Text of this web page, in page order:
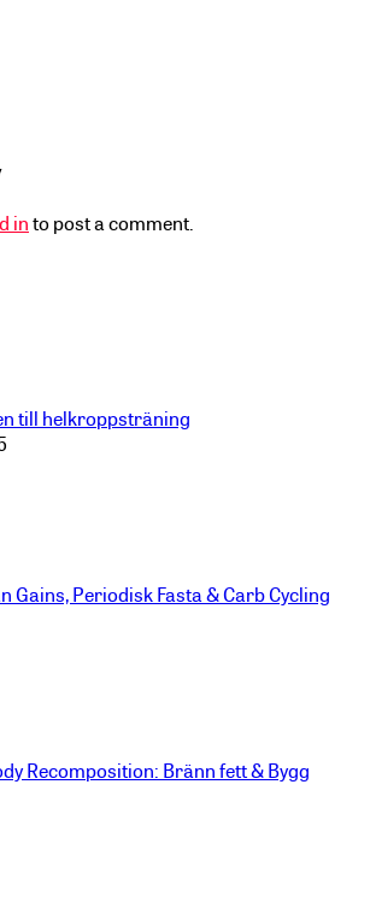
into post a comment.
till helkroppsträning
Gains, Periodisk Fasta & Carb Cycling
Recomposition: Bränn fett & Bygg